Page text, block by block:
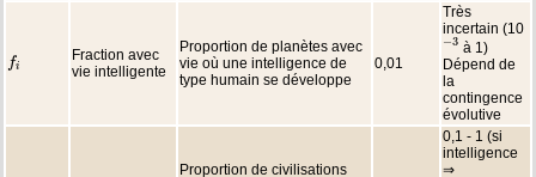
fi
fi
Fraction avec
vie intelligente
Proportion de planètes avec
vie où une intelligence de
type humain se développe
0,01
Très
incertain (10
−3
−3 à 1)
Dépend de
la
contingence
évolutive
Proportion de civilisations
0,1 - 1 (si
intelligence
⇒